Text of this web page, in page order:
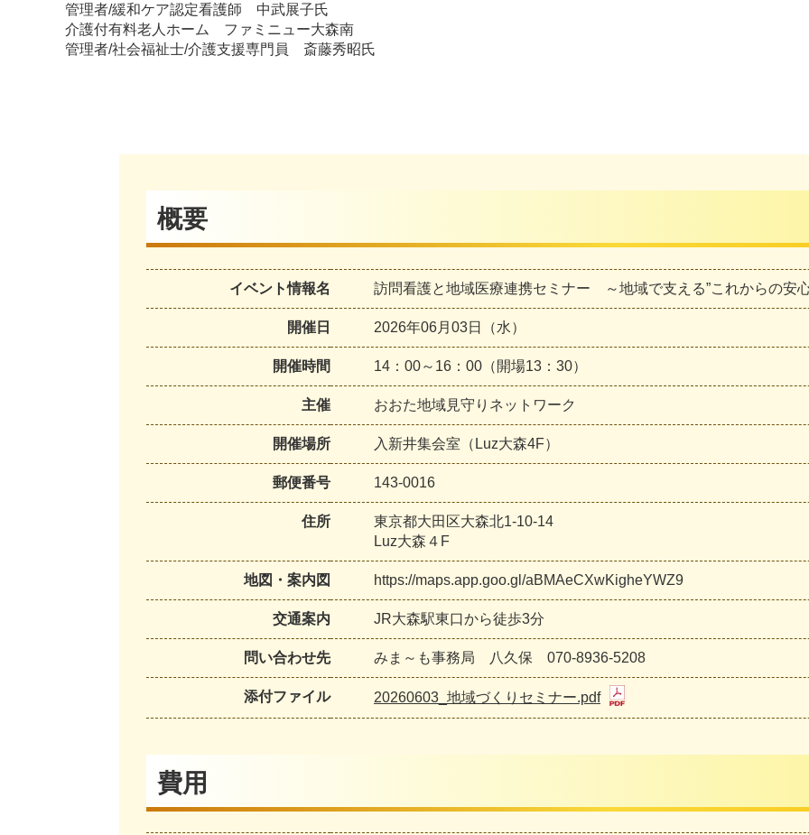
管理者/緩和ケア認定看護師 中武展子氏
介護付有料老人ホーム ファミニュー大森南
管理者/社会福祉士/介護支援専門員 斎藤秀昭氏
概要
イベント情報名 訪問看護と地域医療連携セミナー ～地域で支える”これからの安
開催日 2026年06月03日（水）
開催時間 14：00～16：00（開場13：30）
主催 おおた地域見守りネットワーク
開催場所 入新井集会室（Luz大森4F）
郵便番号 143-0016
住所
東京都大田区大森北1-10-14
Luz大森４F
地図・案内図 https://maps.app.goo.gl/aBMAeCXwKigheYWZ9
交通案内 JR大森駅東口から徒歩3分
問い合わせ先 みま～も事務局 八久保 070-8936-5208
添付ファイル 20260603_地域づくりセミナー.pdf
費用